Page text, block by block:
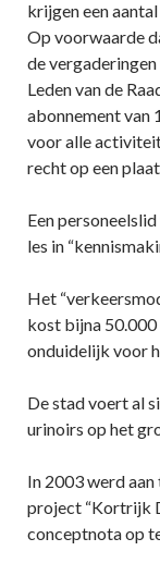
krijgen een
Op voorwaarde
de vergaderingen
Leden van de
abonnement van
voor alle
recht op een
Een
les in
Het
kost bijna 50.000
onduidelijk voor
De stad voert al
urinoirs op het
In 2003 werd
project “Kortrijk
conceptnota op